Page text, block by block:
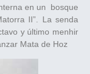
en un bosque
II”. La senda
y último menhir
Mata de Hoz